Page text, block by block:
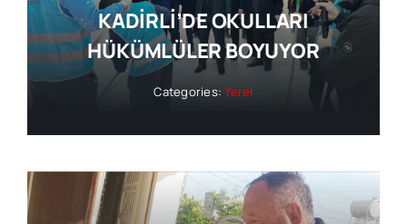
KADİRLİ’DE OKULLARI
HÜKÜMLÜLER BOYUYOR
Categories:Yerel